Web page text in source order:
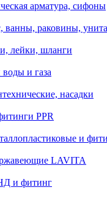
арматура, сифоны
ванны, раковины,
лейки, шланги
и газа
насадки
PPR
и
LAVITA
и фитинг